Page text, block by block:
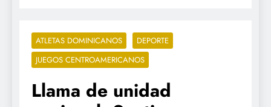
ATLETAS DOMINICANOS
DEPORTE
JUEGOS CENTROAMERICANOS
Llama de unidad